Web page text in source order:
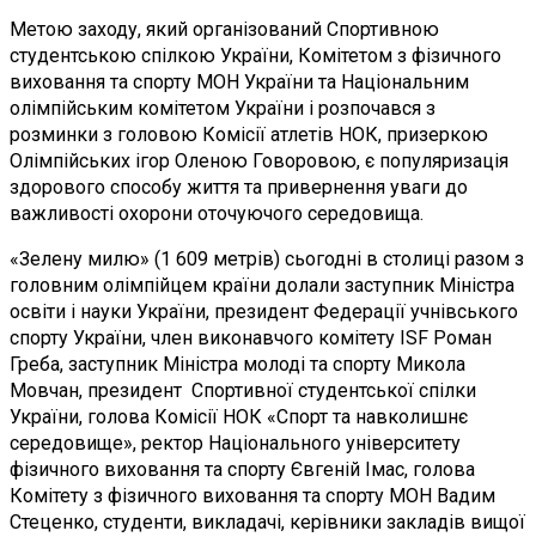
Метою заходу, який організований Спортивною
студентською спілкою України, Комітетом з фізичного
виховання та спорту МОН України та Національним
олімпійським комітетом України і розпочався з
розминки з головою Комісії атлетів НОК, призеркою
Олімпійських ігор Оленою Говоровою, є популяризація
здорового способу життя та привернення уваги до
важливості охорони оточуючого середовища.
«Зелену милю» (1 609 метрів) сьогодні в столиці разом з
головним олімпійцем країни долали заступник Міністра
освіти і науки України, президент Федерації учнівського
спорту України, член виконавчого комітету ISF Роман
Греба, заступник Міністра молоді та спорту Микола
Мовчан, президент Спортивної студентської спілки
України, голова Комісії НОК «Спорт та навколишнє
середовище», ректор Національного університету
фізичного виховання та спорту Євгеній Імас, голова
Комітету з фізичного виховання та спорту МОН Вадим
Стеценко, студенти, викладачі, керівники закладів вищої